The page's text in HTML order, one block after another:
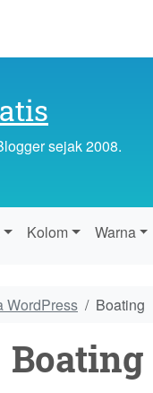
sejak 2008.
Kolom Warna
WordPress Boating
Boating